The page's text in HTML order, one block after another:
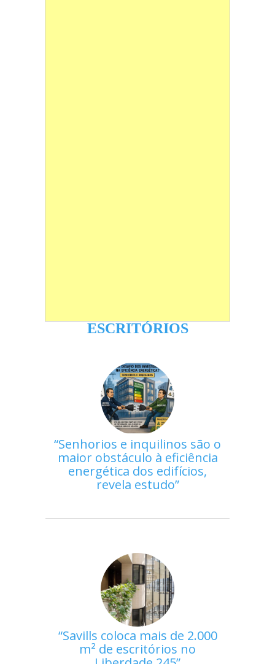
ESCRITÓRIOS
Senhorios e inquilinos são o
maior obstáculo à eficiência
energética dos edifícios,
revela estudo
Savills coloca mais de 2.000
m² de escritórios no